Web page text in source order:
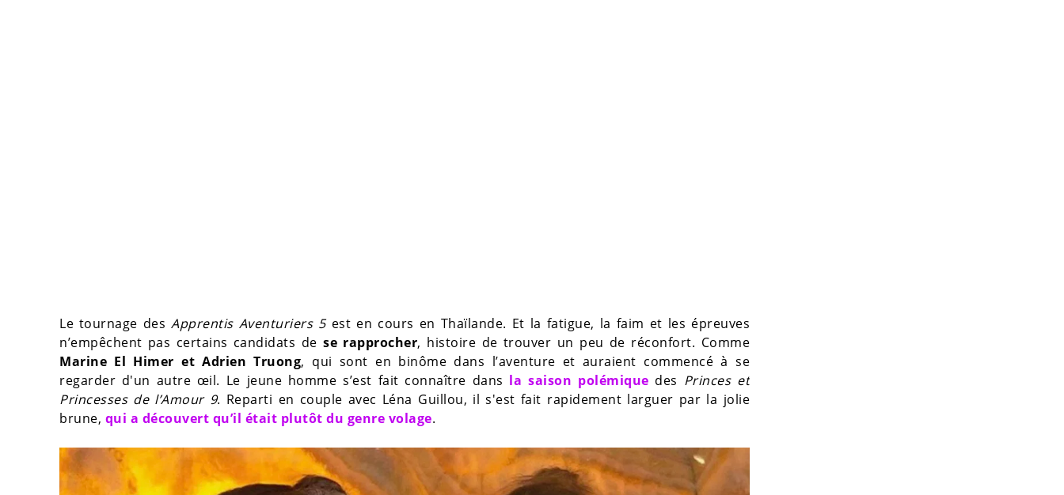
Le tournage desApprentis Aventuriers 5est en cours en Thaïlande. Et la fatigue, la faim et les épreuves
n’empêchent pas certains candidats dese rapprocher, histoire de trouver un peu de réconfort. Comme
Marine El Himer et Adrien Truong, qui sont en binôme dans l’aventure et auraient commencé à se
regarder d'un autre œil. Le jeune homme s’est fait connaître dans la saison polémique des Princes et
Princesses de l’Amour 9. Reparti en couple avec Léna Guillou, il s'est fait rapidement larguer par la jolie
brune, qui a découvert qu’il était plutôt du genre volage.